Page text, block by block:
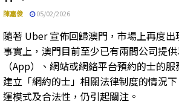
陳嘉俊 05/02/2026
隨著 Uber 宣佈回歸澳門，市場上再度出
事實上，澳門目前至少已有兩間公司提
（App）、網站或網絡平台預約的士的
建立「網約的士」相關法律制度的情況
運模式及合法性，仍引起關注。